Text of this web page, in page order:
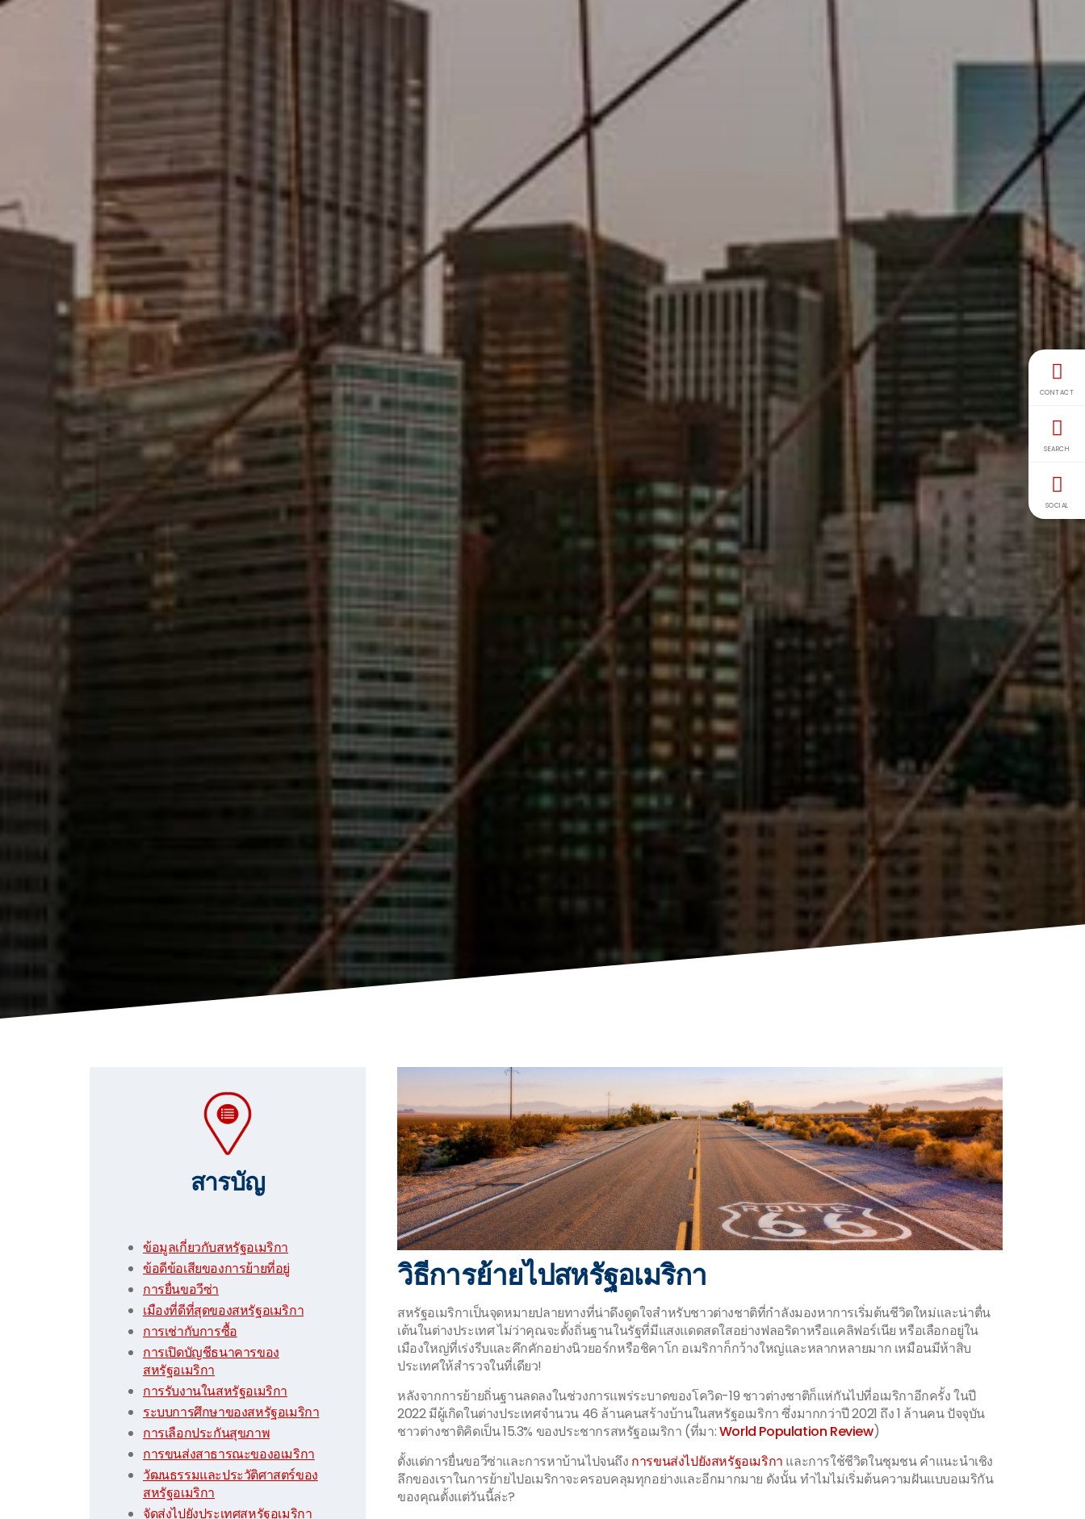
สารบัญ
ข้อมูลเกี่ยวกับสหรัฐอเมริกา
ข้อดีข้อเสียของการย้ายที่อยู่
การยื่นขอวีซ่า
เมืองที่ดีที่สุดของสหรัฐอเมริกา
การเช่ากับการซื้อ
การเปิดบัญชีธนาคารของ
สหรัฐอเมริกา
การรับงานในสหรัฐอเมริกา
ระบบการศึกษาของสหรัฐอเมริกา
การเลือกประกันสุขภาพ
การขนส่งสาธารณะของอเมริกา
วัฒนธรรมและประวัติศาสตร์ของ
สหรัฐอเมริกา
จัดส่งไปยังประเทศสหรัฐอเมริกา
วิธีการย้ายไปสหรัฐอเมริกา
สหรัฐอเมริกาเป็นจุดหมายปลายทางที่น่าดึงดูดใจสำหรับชาวต่างชาติที่กำลังมองหาการเริ่มต้นชีวิตใหม่และน่าตื่น
เต้นในต่างประเทศ ไม่ว่าคุณจะตั้งถิ่นฐานในรัฐที่มีแสงแดดสดใสอย่างฟลอริดาหรือแคลิฟอร์เนีย หรือเลือกอยู่ใน
เมืองใหญ่ที่เร่งรีบและคึกคักอย่างนิวยอร์กหรือชิคาโก อเมริกาก็กว้างใหญ่และหลากหลายมาก เหมือนมีห้าสิบ
ประเทศให้สำรวจในที่เดียว!
หลังจากการย้ายถิ่นฐานลดลงในช่วงการแพร่ระบาดของโควิด-19 ชาวต่างชาติก็แห่กันไปที่อเมริกาอีกครั้ง ในปี
2022 มีผู้เกิดในต่างประเทศจำนวน 46 ล้านคนสร้างบ้านในสหรัฐอเมริกา ซึ่งมากกว่าปี 2021 ถึง 1 ล้านคน ปัจจุบัน
ชาวต่างชาติคิดเป็น 15.3% ของประชากรสหรัฐอเมริกา (ที่มา:World Population Review)
ตั้งแต่การยื่นขอวีซ่าและการหาบ้านไปจนถึง การขนส่งไปยังสหรัฐอเมริกา และการใช้ชีวิตในชุมชน คำแนะนำเชิง
ลึกของเราในการย้ายไปอเมริกาจะครอบคลุมทุกอย่างและอีกมากมาย ดังนั้น ทำไมไม่เริ่มต้นความฝันแบบอเมริกัน
ของคุณตั้งแต่วันนี้ล่ะ?
CONTACT
SEARCH
SOCIAL